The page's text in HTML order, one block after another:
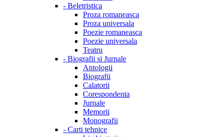
- Beletristica
Proza romaneasca
Proza universala
Poezie romaneasca
Poezie universala
Teatru
- Biografii si Jurnale
Antologii
Biografii
Calatorii
Corespondenta
Jurnale
Memorii
Monografii
- Carti tehnice